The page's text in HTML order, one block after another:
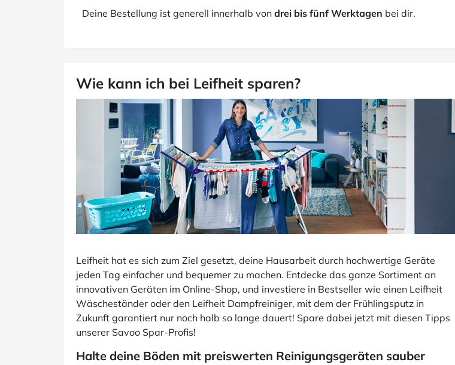
Deine Bestellung ist generell innerhalb von drei bis fünf Werktagen bei dir.
Wie kann ich bei Leifheit sparen?
Leifheit hat es sich zum Ziel gesetzt, deine Hausarbeit durch hochwertige Geräte
jeden Tag einfacher und bequemer zu machen. Entdecke das ganze Sortiment an
innovativen Geräten im Online-Shop, und investiere in Bestseller wie einen Leifheit
Wäscheständer oder den Leifheit Dampfreiniger, mit dem der Frühlingsputz in
Zukunft garantiert nur noch halb so lange dauert! Spare dabei jetzt mit diesen Tipps
unserer Savoo Spar-Profis!
Halte deine Böden mit preiswerten Reinigungsgeräten sauber